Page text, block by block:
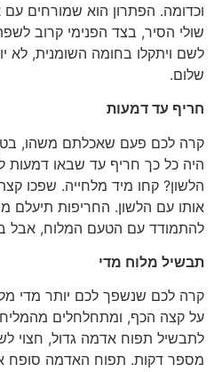
וכדומה. הפתרון הוא שמורחים עם
שולי הסיר, בצד הפנימי קרוב לשפת
לשם ויתקלו בחומה השומנית, לא
שלום.
חריף עד דמעות
קרה לכם פעם שאכלתם משהו,
היה כל כך חריף עד שבאו דמעות
הלשון? קחו מיד מלחייה. שפכו קצת
אותו עם הלשון. החריפות תיעלם
להתמודד עם הטעם המלוח, אבל בלי
תבשיל מלוח מדי
קרה לכם שנשפך לכם יותר מדי
על קצה הכף, ומתחלחלים
לתבשיל תפוח אדמה גדול, חצוי
מספר דקות. תפוח האדמה סופח